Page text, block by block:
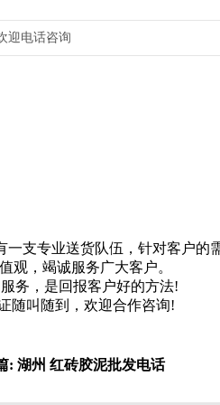
迎电话咨询
一支专业送货队伍，针对客户的
观，竭诚服务广大客户。
务，是回报客户好的方法!
随叫随到，欢迎合作咨询!
: 湖州 红砖胶泥批发电话